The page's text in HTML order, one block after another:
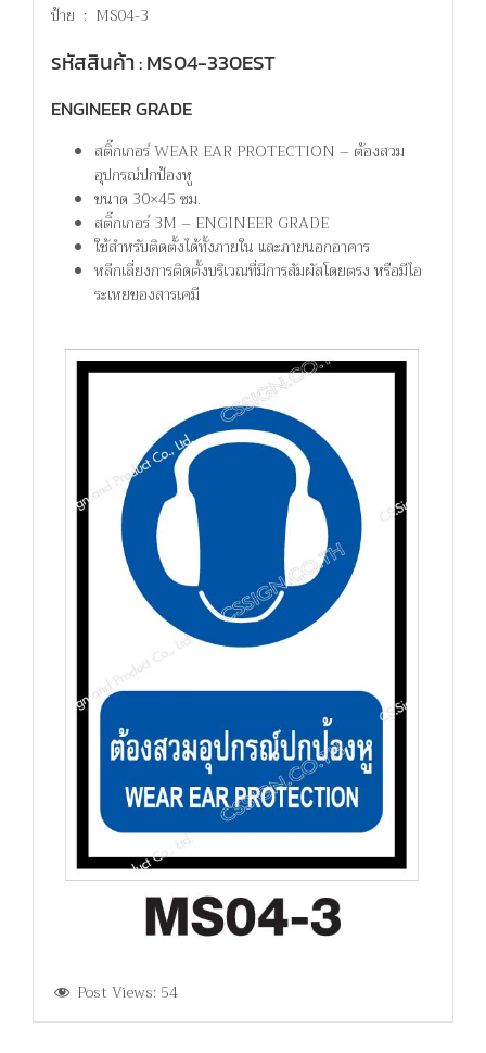
ป้าย : MS04-3
รหัสสินค้า : MS04-330EST
ENGINEER GRADE
สติ๊กเกอร์ WEAR EAR PROTECTION – ต้องสวม
อุปกรณ์ปกป้องหู
ขนาด 30×45 ซม.
สติ๊กเกอร์ 3M – ENGINEER GRADE
ใช้สำหรับติดตั้งได้ทั้งภายใน และภายนอกอาคาร
หลีกเลี่ยงการติดตั้งบริเวณที่มีการสัมผัสโดยตรง หรือมีไอ
ระเหยของสารเคมี
Post Views: 54